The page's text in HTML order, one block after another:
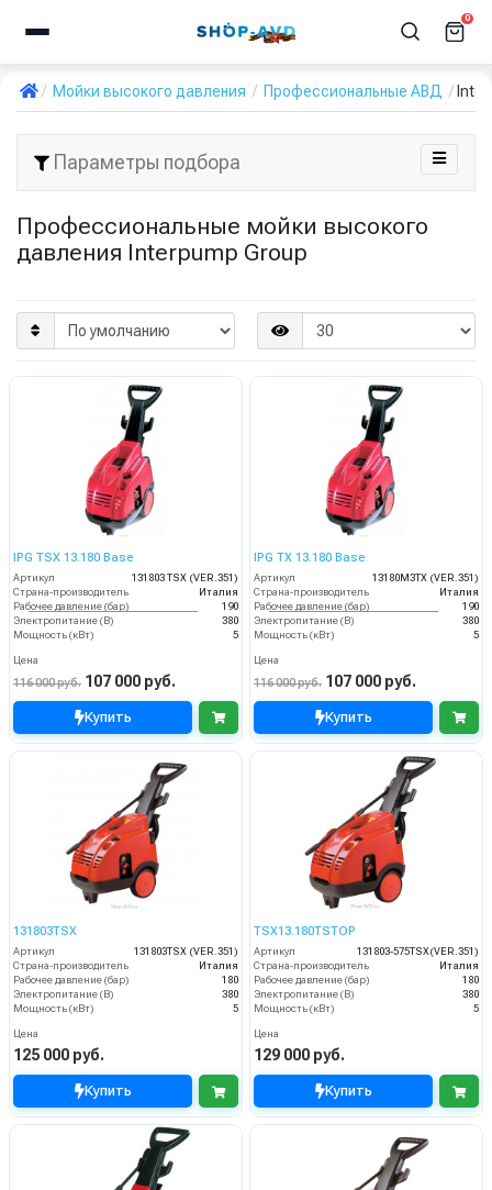
0
Мойки высокого давления Профессиональные АВД
Параметры подбора
Профессиональные мойки высокого
давления Interpump Group
IPG TSX 13.180 Base
Артикул
131803 TSX (VER.351)
Страна-производитель
Италия
Рабочее давление (бар)
190
Электропитание (В)
380
Мощность (кВт)
5
Цена
116 000 руб. 107 000 руб.
Купить
IPG TX 13.180 Base
Артикул
13180M3TX (VER.351)
Страна-производитель
Италия
Рабочее давление (бар)
190
Электропитание (В)
380
Мощность (кВт)
5
Цена
116 000 руб. 107 000 руб.
Купить
131803TSX
Артикул
131803TSX (VER.351)
Страна-производитель
Италия
Рабочее давление (бар)
180
Электропитание (В)
380
Мощность (кВт)
5
Цена
125 000 руб.
Купить
TSX13.180TSTOP
Артикул
131803-575TSX(VER.351)
Страна-производитель
Италия
Рабочее давление (бар)
180
Электропитание (В)
380
Мощность (кВт)
5
Цена
129 000 руб.
Купить